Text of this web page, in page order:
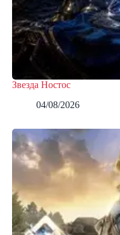
Звезда Ностос
04/08/2026